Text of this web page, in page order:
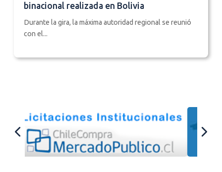
binacional realizada en Bolivia
Durante la gira, la máxima autoridad regional se reunió
con el...